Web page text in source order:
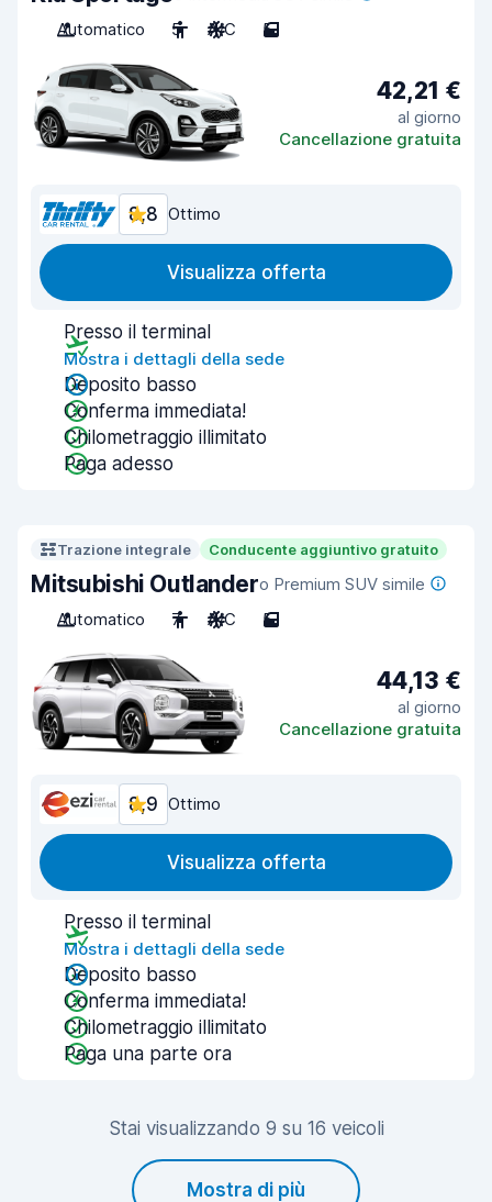
Automatico
5 A/C 5
42,21 €
al giorno
Cancellazione gratuita
8,8 Ottimo
Visualizza offerta
Presso il terminal
Mostra i dettagli della sede
Deposito basso
Conferma immediata!
Chilometraggio illimitato
Paga adesso
Trazione integrale Conducente aggiuntivo gratuito
Mitsubishi Outlandero Premium SUV simile
Automatico
7 A/C 5
44,13 €
al giorno
Cancellazione gratuita
8,9 Ottimo
Visualizza offerta
Presso il terminal
Mostra i dettagli della sede
Deposito basso
Conferma immediata!
Chilometraggio illimitato
Paga una parte ora
Stai visualizzando 9 su 16 veicoli
Mostra di più